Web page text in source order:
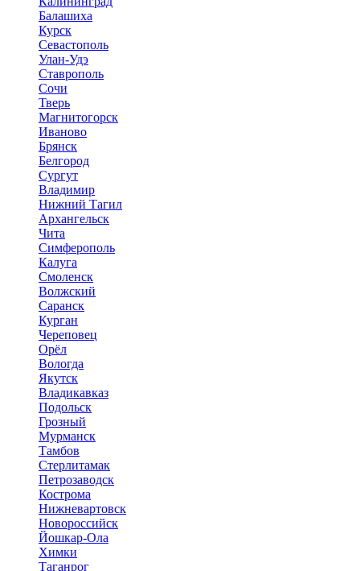
Балашиха
Курск
Севастополь
Улан-Удэ
Ставрополь
Сочи
Тверь
Магнитогорск
Иваново
Брянск
Белгород
Сургут
Владимир
Нижний Тагил
Архангельск
Чита
Симферополь
Калуга
Смоленск
Волжский
Саранск
Курган
Череповец
Орёл
Вологда
Якутск
Владикавказ
Подольск
Грозный
Мурманск
Тамбов
Стерлитамак
Петрозаводск
Кострома
Нижневартовск
Новороссийск
Йошкар-Ола
Химки
Таганрог